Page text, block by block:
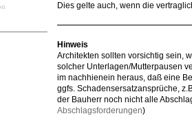
Dies gelte auch, wenn die
Hinweis
Architekten sollten vorsichtig sein,
solcher Unterlagen/Mutterpausen
im nachhienein heraus, daß eine
ggfs. Schadensersatzansprüche,
der Bauherr noch nicht alle
Abschlagsforderungen)